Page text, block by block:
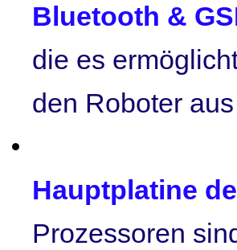
Bluetooth &
die es
den Roboter
Hauptplatine
Prozessoren